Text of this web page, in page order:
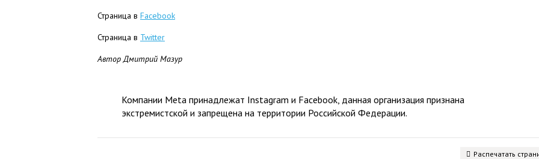
Страница в Facebook
Страница в Twitter
Автор Дмитрий Мазур
Компании Meta принадлежат Instagram и Facebook, данная организация признана
экстремистской и запрещена на территории Российской Федерации.
Распечатать